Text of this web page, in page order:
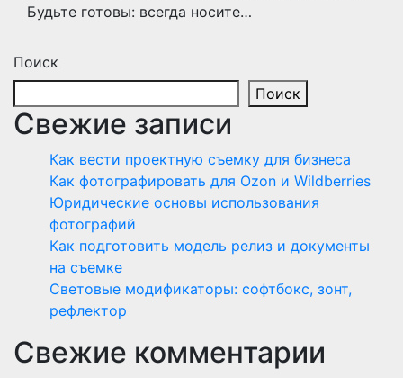
Будьте готовы: всегда носите…
Поиск
Поиск
Свежие записи
Как вести проектную съемку для бизнеса
Как фотографировать для Ozon и Wildberries
Юридические основы использования
фотографий
Как подготовить модель релиз и документы
на съемке
Световые модификаторы: софтбокс, зонт,
рефлектор
Свежие комментарии